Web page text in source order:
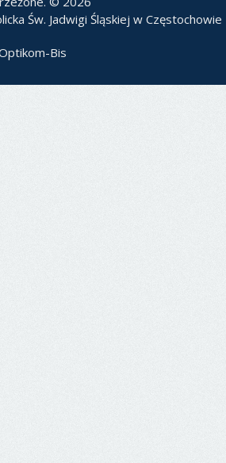
Św. Jadwigi Śląskiej w Częstochowie
Bis